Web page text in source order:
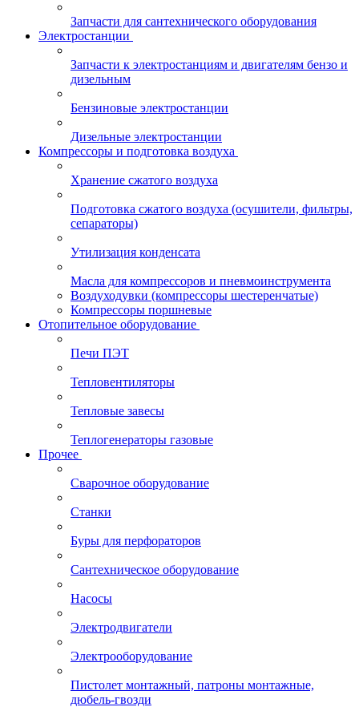
Запчасти для сантехнического оборудования
Электростанции
Запчасти к электростанциям и двигателям бензо и
дизельным
Бензиновые электростанции
Дизельные электростанции
Компрессоры и подготовка воздуха
Хранение сжатого воздуха
Подготовка сжатого воздуха (осушители, фильтры,
сепараторы)
Утилизация конденсата
Масла для компрессоров и пневмоинструмента
Воздуходувки (компрессоры шестеренчатые)
Компрессоры поршневые
Отопительное оборудование
Печи ПЭТ
Тепловентиляторы
Тепловые завесы
Теплогенераторы газовые
Прочее
Сварочное оборудование
Станки
Буры для перфораторов
Сантехническое оборудование
Насосы
Электродвигатели
Электрооборудование
Пистолет монтажный, патроны монтажные,
дюбель-гвозди